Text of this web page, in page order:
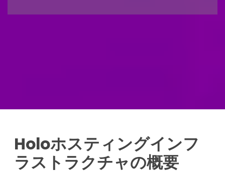
Holoホスティングインフ
ラストラクチャの概要